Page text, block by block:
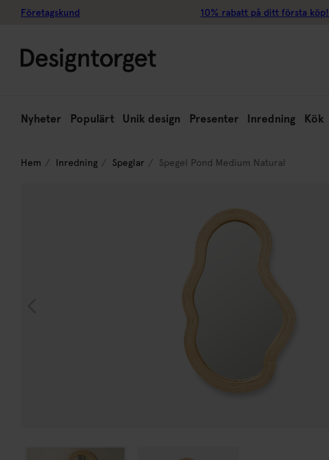
Företagskund 10% rabatt på ditt första köp!
Nyheter Populärt Unik design Presenter Inredning Kök
Hem Inredning Speglar Spegel Pond Medium Natural